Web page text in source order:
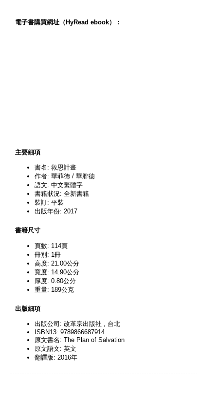
電子書購買網址（HyRead ebook）：
主要細項
書名: 救恩計畫
作者: 華菲德 / 華腓德
語文: 中文繁體字
書籍狀況: 全新書籍
裝訂: 平裝
出版年份: 2017
書籍尺寸
頁數: 114頁
冊別: 1冊
高度: 21.00公分
寬度: 14.90公分
厚度: 0.80公分
重量: 189公克
出版細項
出版公司: 改革宗出版社 , 台北
ISBN13: 9789866687914
原文書名: The Plan of Salvation
原文語文: 英文
翻譯版: 2016年